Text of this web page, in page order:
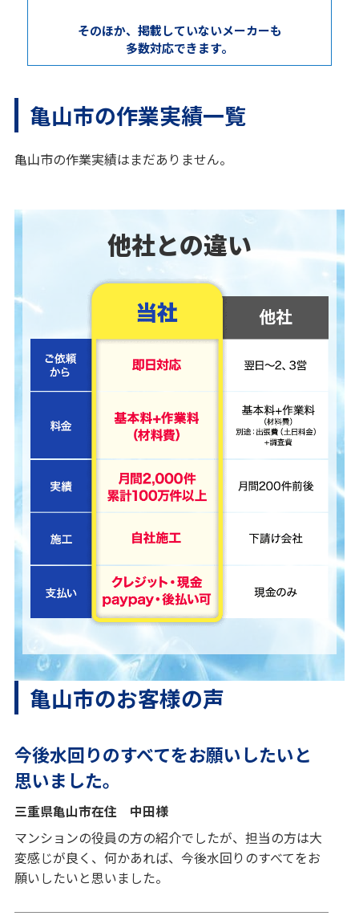
そのほか、掲載していないメーカーも
多数対応できます。
亀山市の作業実績一覧
亀山市の作業実績はまだありません。
他社との違い
亀山市のお客様の声
今後水回りのすべてをお願いしたいと
思いました。
三重県亀山市在住 中田様
マンションの役員の方の紹介でしたが、担当の方は大
変感じが良く、何かあれば、今後水回りのすべてをお
願いしたいと思いました。